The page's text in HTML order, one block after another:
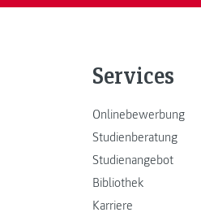
Services
Onlinebewerbung
Studienberatung
Studienangebot
Bibliothek
Karriere